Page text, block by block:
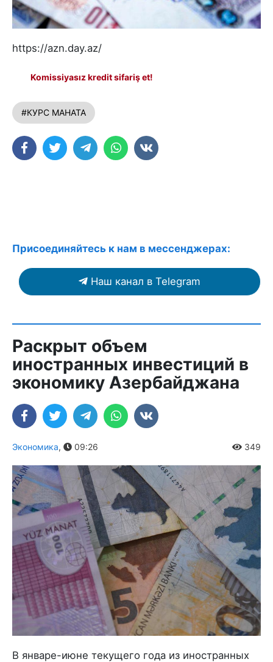
https://azn.day.az/
Komissiyasız kredit sifariş et!
#КУРС МАНАТА
Присоединяйтесь к нам в мессенджерах:
Наш канал в Telegram
Раскрыт объем
иностранных инвестиций в
экономику Азербайджана
Экономика, 09:26 349
В январе-июне текущего года из иностранных